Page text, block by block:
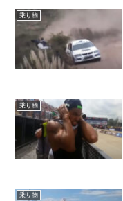
乗り物
乗り物
乗り物